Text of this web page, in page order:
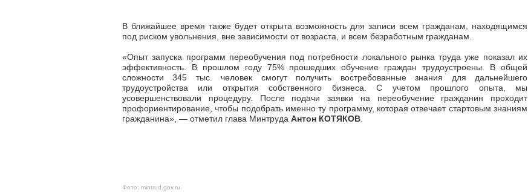
В ближайшее время также будет открыта возможность для записи всем гражданам, находящимся
под риском увольнения, вне зависимости от возраста, и всем безработным гражданам.
«Опыт запуска программ переобучения под потребности локального рынка труда уже показал их
эффективность. В прошлом году 75% прошедших обучение граждан трудоустроены. В общей
сложности 345 тыс. человек смогут получить востребованные знания для дальнейшего
трудоустройства или открытия собственного бизнеса. С учетом прошлого опыта, мы
усовершенствовали процедуру. После подачи заявки на переобучение гражданин проходит
профориентирование, чтобы подобрать именно ту программу, которая отвечает стартовым знаниям
гражданина», — отметил глава Минтруда Антон КОТЯКОВ.
Фото: mintrud.gov.ru.